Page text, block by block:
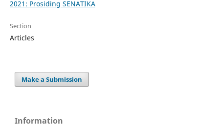
2021: Prosiding SENATIKA
Section
Articles
Make a Submission
Information